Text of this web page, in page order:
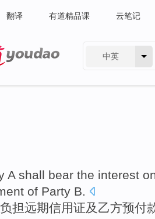
翻译 有道精品课 云笔记
中英
A shall bear the interest
of Party B.
负担远期信用证及 乙方预付